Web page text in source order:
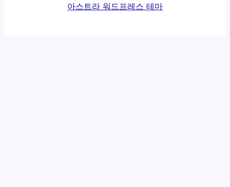
아스트라 워드프레스 테마